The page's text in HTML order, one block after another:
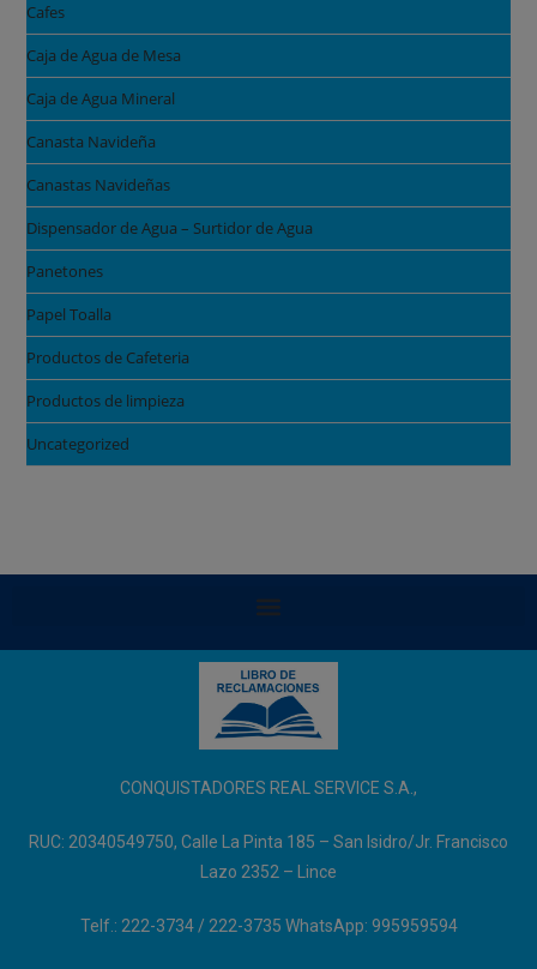
Cafes
Caja de Agua de Mesa
Caja de Agua Mineral
Canasta Navideña
Canastas Navideñas
Dispensador de Agua – Surtidor de Agua
Panetones
Papel Toalla
Productos de Cafeteria
Productos de limpieza
Uncategorized
CONQUISTADORES REAL SERVICE S.A.,
RUC: 20340549750, Calle La Pinta 185 – San Isidro/Jr. Francisco
Lazo 2352 – Lince
Telf.: 222-3734 / 222-3735 WhatsApp: 995959594